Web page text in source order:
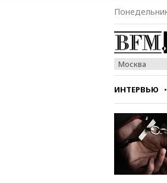
Москва
ИНТЕРВЬЮ
СТИЛЬ